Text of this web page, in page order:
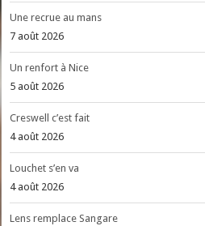
Une recrue au mans
7 août 2026
Un renfort à Nice
5 août 2026
Creswell c’est fait
4 août 2026
Louchet s’en va
4 août 2026
Lens remplace Sangare